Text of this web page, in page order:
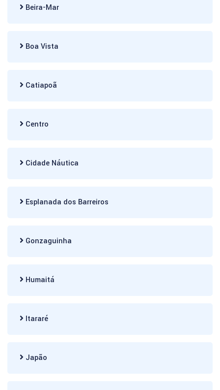
Beira-Mar
Boa Vista
Catiapoã
Centro
Cidade Náutica
Esplanada dos Barreiros
Gonzaguinha
Humaitá
Itararé
Japão